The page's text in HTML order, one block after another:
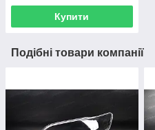
Купити
Подібні товари компанії